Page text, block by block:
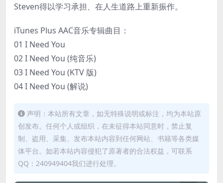
Steven得以学习承担、在人生道路上重新振作。
iTunes Plus AAC音乐专辑曲目：
01 I Need You
02 I Need You (纯音乐)
03 I Need You (KTV 版)
04 I Need You (解说)
声明：本站所有文章，如无特殊说明或标注，均为本站原
创发布。任何个人或组织，在未征得本站同意时，禁止复
制、盗用、采集、发布本站内容到任何网站、书籍等各类媒
体平台。如若本站内容侵犯了原著者的合法权益，可联系
QQ：240949404我们进行处理。